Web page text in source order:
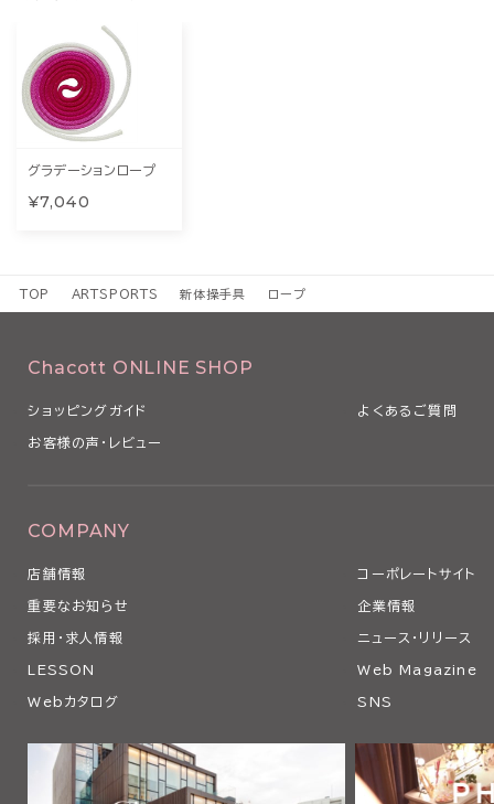
グラデーションロープ
¥7,040
TOP ARTSPORTS 新体操手具 ロープ
Chacott ONLINE SHOP
ショッピングガイド よくあるご質問
お客様の声・レビュー
COMPANY
店舗情報 コーポレートサイト
重要なお知らせ 企業情報
採用・求人情報 ニュース・リリース
LESSON Web Magazine
Webカタログ SNS